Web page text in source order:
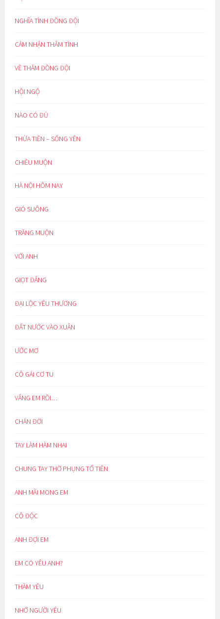
NGHĨA TÌNH ĐỒNG ĐỘI
CẢM NHẬN THÂM TÌNH
VỀ THĂM ĐỒNG ĐỘI
HỘI NGỘ
NÀO CÓ ĐỦ
THỪA TIỀN – SỐNG YÊN
CHIỀU MUỘN
HÀ NỘI HÔM NAY
GIÓ SUÔNG
TRĂNG MUỘN
VỚI ANH
GIỌT ĐẮNG
ĐẠI LỘC YÊU THƯƠNG
ĐẤT NƯỚC VÀO XUÂN
ƯỚC MƠ
CÔ GÁI CƠ TU
VẮNG EM RỒI…
CHÁN ĐỜI
TAY LÀM HÀM NHAI
CHUNG TAY THỜ PHỤNG TỔ TIÊN
ANH MÃI MONG EM
CÔ ĐỘC
ANH ĐỢI EM
EM CÓ YÊU ANH?
THẦM YÊU
NHỚ NGƯỜI YÊU